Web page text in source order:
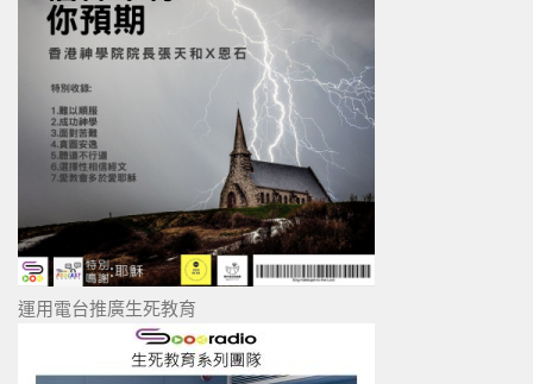
運用電台推廣生死教育